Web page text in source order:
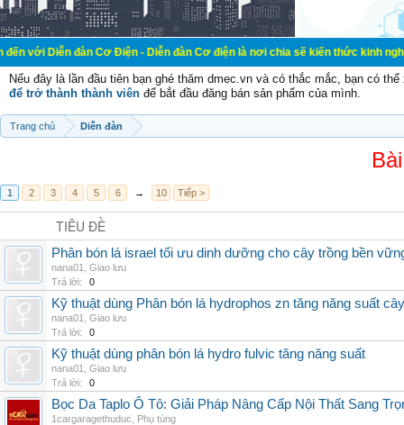
đàn Cơ Điện - Diễn đàn Cơ điện là nơi chia sẽ kiến thức kinh nghiệm
Nếu đây là lần đầu tiên bạn ghé thăm dmec.vn và có thắc mắc, bạn có
để trở thành thành viên để bắt đầu đăng bán sản phẩm của mình.
Trang chủ Diễn đàn
1 2 3 4 5 6 → 10 Tiếp >
TIÊU ĐỀ
Phân bón lá israel tối ưu dinh dưỡng cho cây trồng bền
nana01
Giao lưu
Trả lời:
0
Kỹ thuật dùng Phân bón lá hydrophos zn tăng năng suất cây
nana01
Giao lưu
Trả lời:
0
Kỹ thuật dùng phân bón lá hydro fulvic tăng năng suất
nana01
Giao lưu
Trả lời:
0
Bọc Da Taplo Ô Tô: Giải Pháp Nâng Cấp Nội Thất Sang
1cargaragethuduc
Phụ tùng